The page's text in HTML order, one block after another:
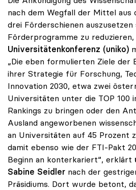
nach dem Wegfall der Mittel aus
drei Förderschienen auszusetzen
Förderprogramme zu
Universitätenkonferenz (uniko)
„Die eben formulierten Ziele der
ihrer Strategie für Forschung,
Innovation 2030, etwa zwei
Universitäten unter die TOP 100
Rankings zu bringen oder den
Ausland angeworbenen
an Universitäten auf 45 Prozent
damit ebenso wie der FTI-Pakt
Beginn an konterkariert“, erklärt
Sabine Seidler nach der
Präsidiums. Dort wurde betont,